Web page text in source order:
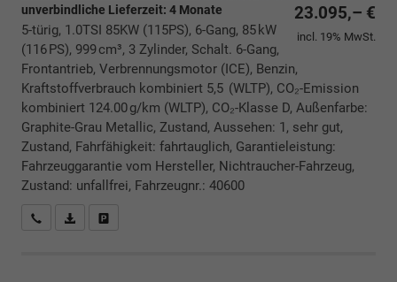
23.095,– €
incl. 19% MwSt.
unverbindliche Lieferzeit: 4 Monate
5-türig, 1.0TSI 85KW (115PS), 6-Gang, 85 kW
(116 PS), 999 cm³, 3 Zylinder, Schalt. 6-Gang,
Frontantrieb, Verbrennungsmotor (ICE), Benzin,
Kraftstoffverbrauch kombiniert 5,5 (WLTP), CO₂-Emission
kombiniert 124.00 g/km (WLTP), CO₂-Klasse D, Außenfarbe:
Graphite-Grau Metallic, Zustand, Aussehen: 1, sehr gut,
Zustand, Fahrfähigkeit: fahrtauglich, Garantieleistung:
Fahrzeuggarantie vom Hersteller, Nichtraucher-Fahrzeug,
Zustand: unfallfrei, Fahrzeugnr.: 40600
Rückrufbitte absenden
PDF-Datei, Fahrzeugexposé drucken